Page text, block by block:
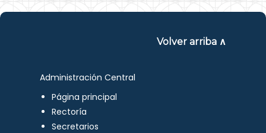
Volver arriba ∧
Administración Central
Página principal
Rectoría
Secretarios